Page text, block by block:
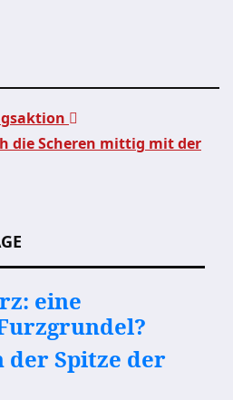
die Scheren mittig mit der
eine
der Spitze der